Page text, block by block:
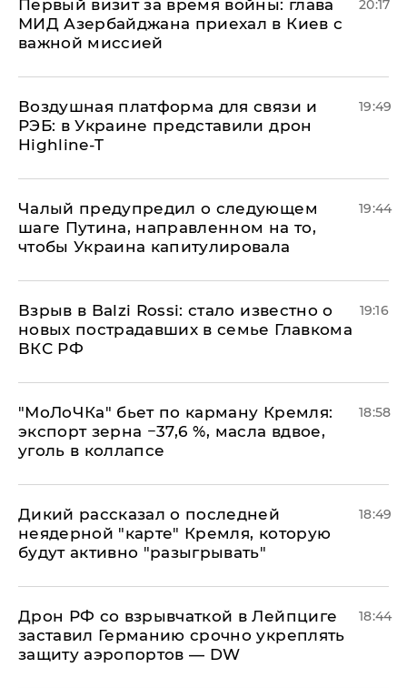
Первый визит за время войны: глава
МИД Азербайджана приехал в Киев с
важной миссией
20:17
Воздушная платформа для связи и
РЭБ: в Украине представили дрон
Highline-T
19:49
Чалый предупредил о следующем
шаге Путина, направленном на то,
чтобы Украина капитулировала
19:44
Взрыв в Balzi Rossi: стало известно о
новых пострадавших в семье Главкома
ВКС РФ
19:16
​"МоЛоЧКа" бьет по карману Кремля:
экспорт зерна −37,6 %, масла вдвое,
уголь в коллапсе
18:58
Дикий рассказал о последней
неядерной "карте" Кремля, которую
будут активно "разыгрывать"
18:49
​Дрон РФ со взрывчаткой в Лейпциге
заставил Германию срочно укреплять
защиту аэропортов — DW
18:44